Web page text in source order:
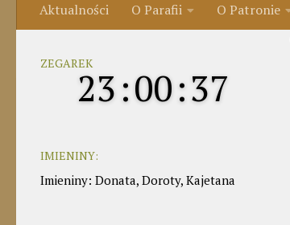
Aktualności O Parafii O Patronie
ZEGAREK
23:00:37
IMIENINY:
Imieniny: Donata, Doroty, Kajetana